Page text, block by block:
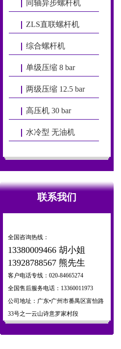
同轴异步螺杆机
ZLS直联螺杆机
综合螺杆机
单级压缩 8 bar
两级压缩 12.5 bar
高压机 30 bar
水冷型 无油机
联系我们
全国咨询热线：
13380009466 胡小姐
13928788567 熊先生
客户电话专线：020-84665274
全国售后服务电话：13360011973
公司地址：广东•广州市番禺区富怡路
33号之一云山诗意罗家村段